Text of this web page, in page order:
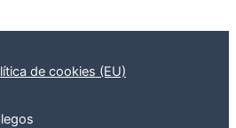
de cookies (EU)